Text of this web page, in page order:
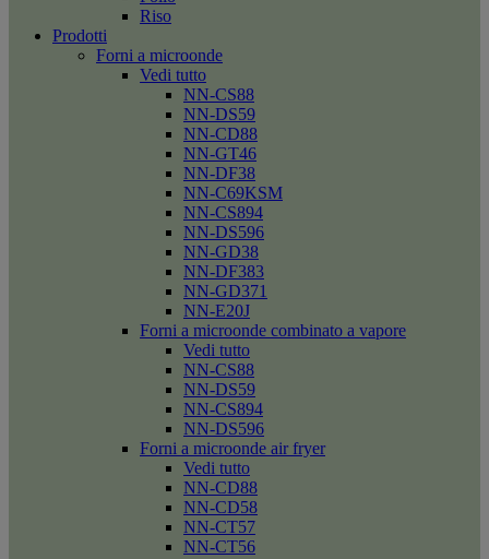
Riso
Prodotti
Forni a microonde
Vedi tutto
NN-CS88
NN-DS59
NN-CD88
NN-GT46
NN-DF38
NN-C69KSM
NN-CS894
NN-DS596
NN-GD38
NN-DF383
NN-GD371
NN-E20J
Forni a microonde combinato a vapore
Vedi tutto
NN-CS88
NN-DS59
NN-CS894
NN-DS596
Forni a microonde air fryer
Vedi tutto
NN-CD88
NN-CD58
NN-CT57
NN-CT56